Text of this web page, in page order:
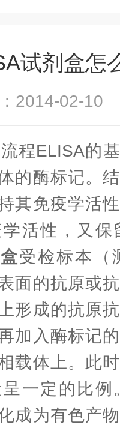
试剂盒怎
：2014-02-
程ELISA的
的酶标记。
其免疫学活
活性，又保
受检标本（
面的抗原或
形成的抗原
加入酶标记
载体上。此
一定的比
成为有色产